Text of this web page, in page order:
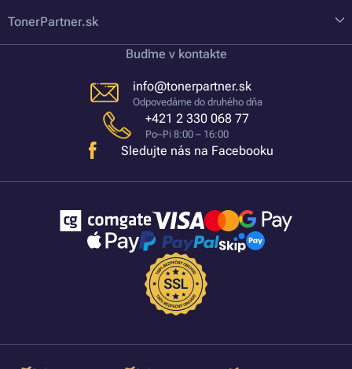
TonerPartner.sk
Buďme v kontakte
info@tonerpartner.sk
Odpovedáme do druhého dňa
+421 2 330 068 77
Po–Pi 8:00 – 16:00
Sledujte nás na Facebooku